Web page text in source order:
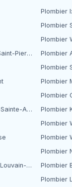
Plombier
Plombier
Plombier Woluwe-Saint-Pierre
Plombier
Plombier
Plombier
Plombier
Plombier Berchem-Sainte-Agathe
Plombier
Plombier
Plombier
Plombier
Plombier Ottignies-Louvain-la-Neuve
Plombier
Plombier